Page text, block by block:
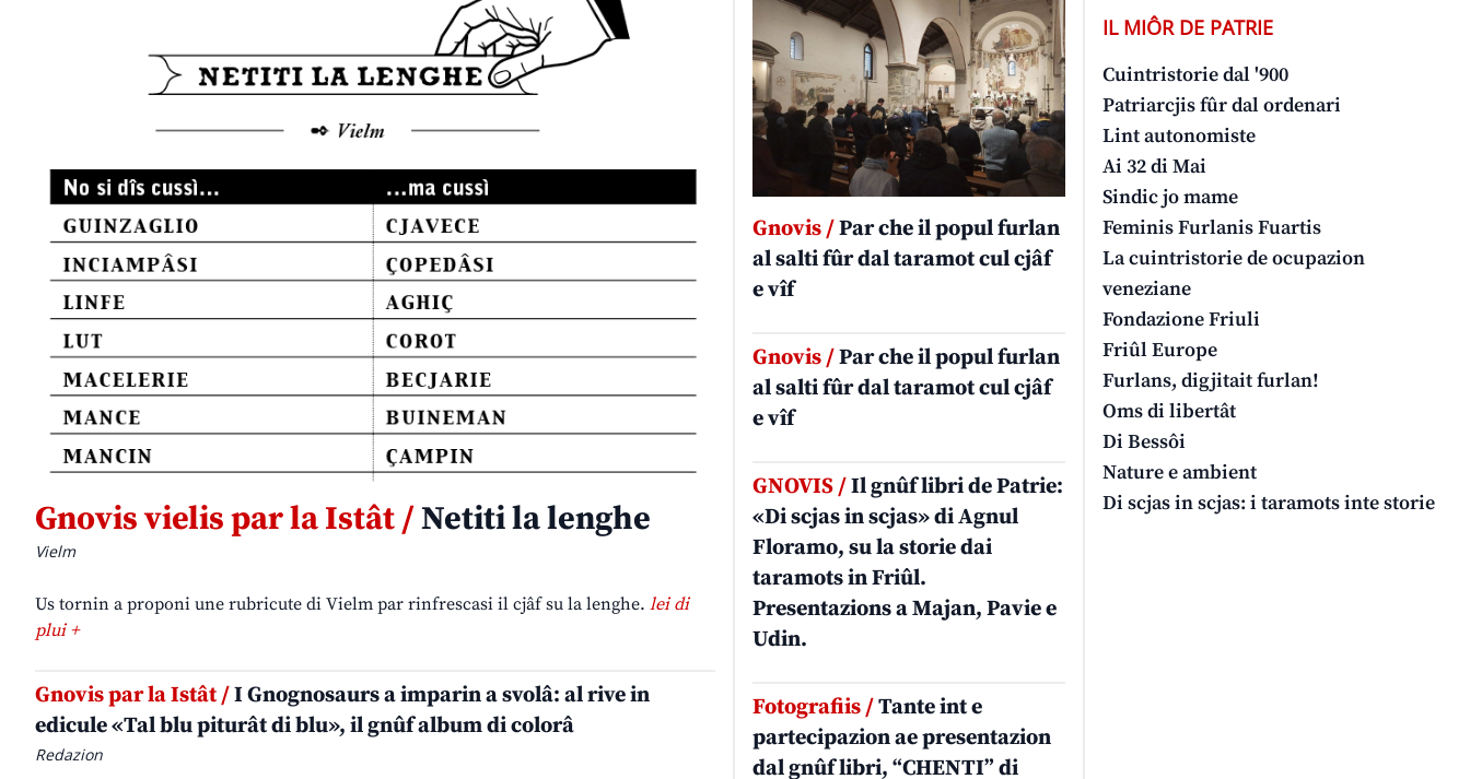
Gnovis vielis par la Istât /Netiti la lenghe
Vielm
Us tornin a proponi une rubricute di Vielm par rinfrescasi il cjâf su la lenghe. lei di
plui +
Gnovis par la Istât /I Gnognosaurs a imparin a svolâ: al rive in
edicule «Tal blu piturât di blu», il gnûf album di colorâ
Redazion
Gnovis /Par che il popul furlan
al salti fûr dal taramot cul cjâf
e vîf
Gnovis /Par che il popul furlan
al salti fûr dal taramot cul cjâf
e vîf
GNOVIS /Il gnûf libri de Patrie:
«Di scjas in scjas» di Agnul
Floramo, su la storie dai
taramots in Friûl.
Presentazions a Majan, Pavie e
Udin.
Fotografiis /Tante int e
partecipazion ae presentazion
dal gnûf libri, “CHENTI” di
IL MIÔR DE PATRIE
Cuintristorie dal '900
Patriarcjis fûr dal ordenari
Lint autonomiste
Ai 32 di Mai
Sindic jo mame
Feminis Furlanis Fuartis
La cuintristorie de ocupazion
veneziane
Fondazione Friuli
Friûl Europe
Furlans, digjitait furlan!
Oms di libertât
Di Bessôi
Nature e ambient
Di scjas in scjas: i taramots inte storie